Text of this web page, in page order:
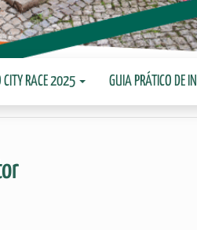
CITY RACE 2025 GUIA PRÁTICO DE